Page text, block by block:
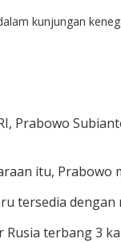
kunjungan
Prabowo
itu,
tersedia
terbang 3